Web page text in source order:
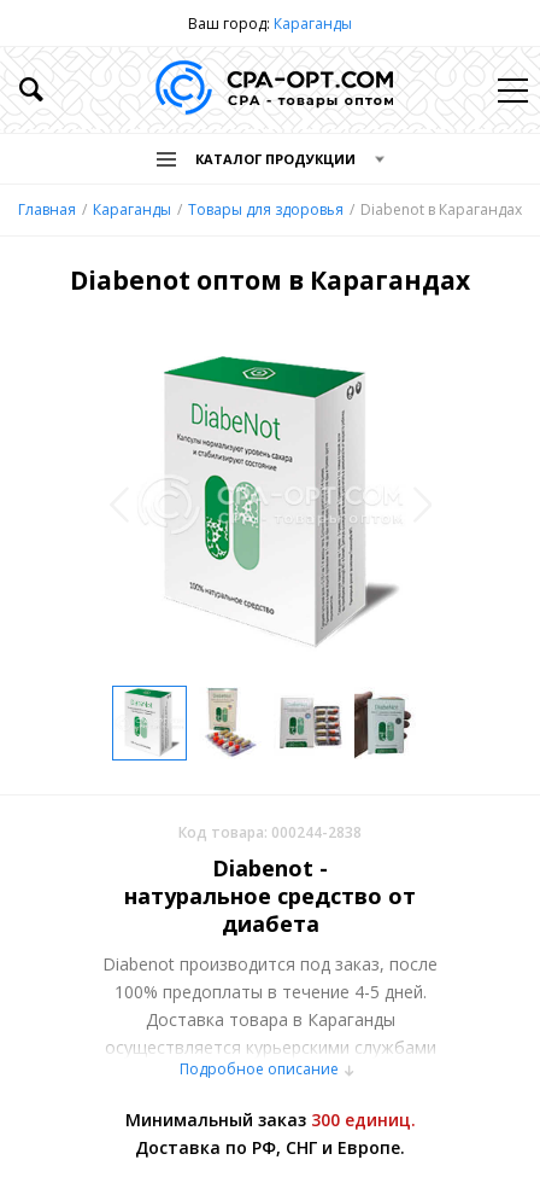
Ваш город: Караганды
КАТАЛОГ ПРОДУКЦИИ
Главная Караганды Товары для здоровья Diabenot в Карагандах
Diabenot оптом в Карагандах
Код товара: 000244-2838
Diabenot -
натуральное средство от
диабета
Diabenot производится под заказ, после
100% предоплаты в течение 4-5 дней.
Доставка товара в Караганды
осуществляется курьерскими службами
или самовывозом со склада в Москве.
менеджером.
Оплата производится в рублях. Цены на
Подробное описание
Минимальный заказ 300 единиц.
Доставка по РФ, СНГ и Европе.